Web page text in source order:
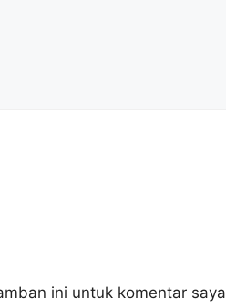
ini untuk komentar saya